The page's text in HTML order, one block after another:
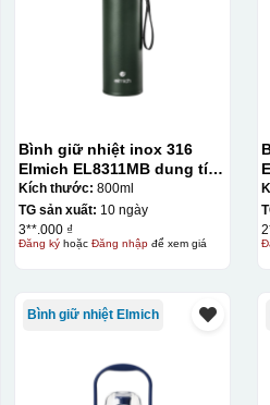
Hộp xi ấm chén
Bình giữ nhiệt inox 316
Elmich EL8311MB dung tích
800ml
Kích thước: 800ml
TG sản xuất: 10 ngày
3**.000 ₫
Đăng kýhoặc Đăng nhậpđể xem giá
Bình giữ nhiệt Elmich